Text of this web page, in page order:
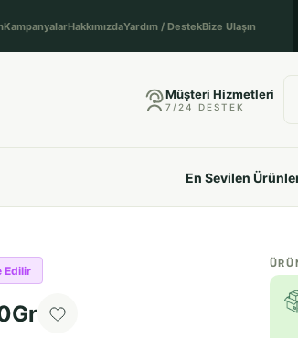
KampanyalarHakkımızdaYardım / DestekBize Ulaşın
Müşteri Hizmetleri
7/24 DESTEK
En Sevilen
Edilir